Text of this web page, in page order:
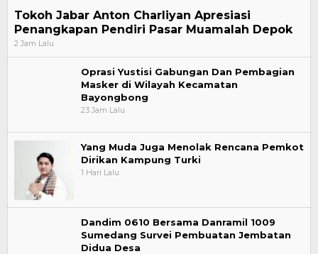
Tokoh Jabar Anton Charliyan Apresiasi
Penangkapan Pendiri Pasar Muamalah Depok
2 Jam Lalu
Oprasi Yustisi Gabungan Dan Pembagian
Masker di Wilayah Kecamatan
Bayongbong
23 Jam Lalu
Yang Muda Juga Menolak Rencana Pemkot
Dirikan Kampung Turki
1 Hari Lalu
Dandim 0610 Bersama Danramil 1009
Sumedang Survei Pembuatan Jembatan
Didua Desa